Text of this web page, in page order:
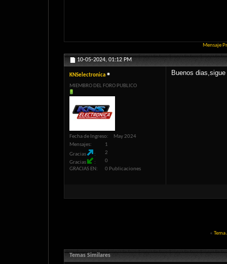
Mensaje
10-05-2024, 01:12 PM
KNSelectronica
MIEMBRO DEL FORO PUBLICO
Fecha de Ingreso
May 2024
Mensajes
1
Gracias
2
Gracias
0
GRACIAS EN
0 Publicaciones
Buenos
«
Temas Similares